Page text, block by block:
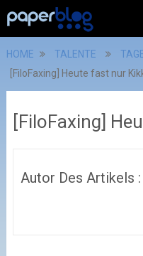
HOME TALENTE
[FiloFaxing] Heute fast nur
[FiloFaxing]
Autor Des Artikels :